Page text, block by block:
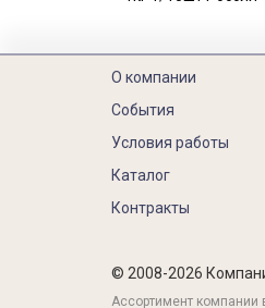
О компании
События
Условия работы
Каталог
Контракты
© 2008-2026
Ассортимент компании